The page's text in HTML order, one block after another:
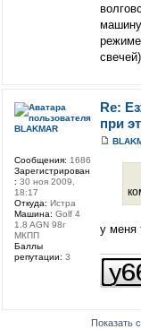
машину
свечей).
Re:
при
у меня
BLAKMAR
Сообщения: 1686
Зарегистрирован
: 30 ноя 2009,
18:17
Откуда: Истра
Машина: Golf 4
1.8 AGN 98г
МКПП
Баллы
репутации: 3
Показать